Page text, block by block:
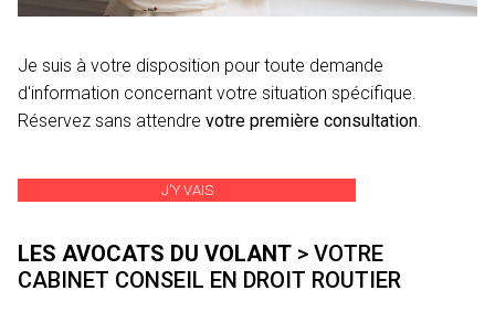
Je suis à votre disposition pour toute demande
d'information concernant votre situation spécifique.
Réservez sans attendre votre première consultation.
J'Y VAIS
LES AVOCATS DU VOLANT > VOTRE
CABINET CONSEIL EN DROIT ROUTIER